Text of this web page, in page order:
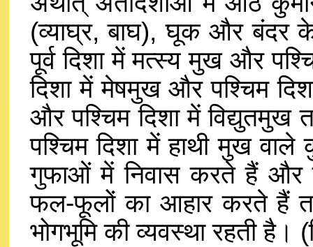
(व्याघ्र, बाघ), घूक और बंदर
पूर्व दिशा में मत्स्य मुख और
दिशा में मेषमुख और पश्चिम
और पश्चिम दिशा में विद्युतमुख
पश्चिम दिशा में हाथी मुख
गुफाओं में निवास करते हैं और
फल-फूलों का आहार करते हैं
भोगभूमि की व्यवस्था रहती